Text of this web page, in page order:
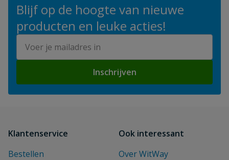
Blijf op de hoogte van nieuwe
producten en leuke acties!
Inschrijven
Klantenservice
Bestellen
Ook interessant
Over WitWay